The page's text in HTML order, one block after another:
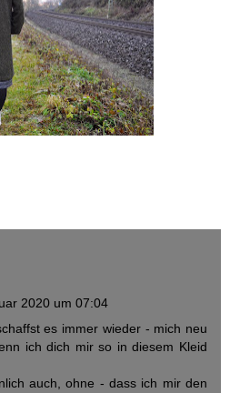
2020 um 07:04
es immer wieder - mich neu
ich dich mir so in diesem Kleid
auch, ohne - dass ich mir den